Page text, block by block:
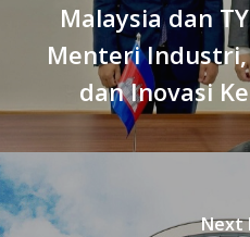
Malaysia dan
Menteri Industri,
dan Inovasi
Next